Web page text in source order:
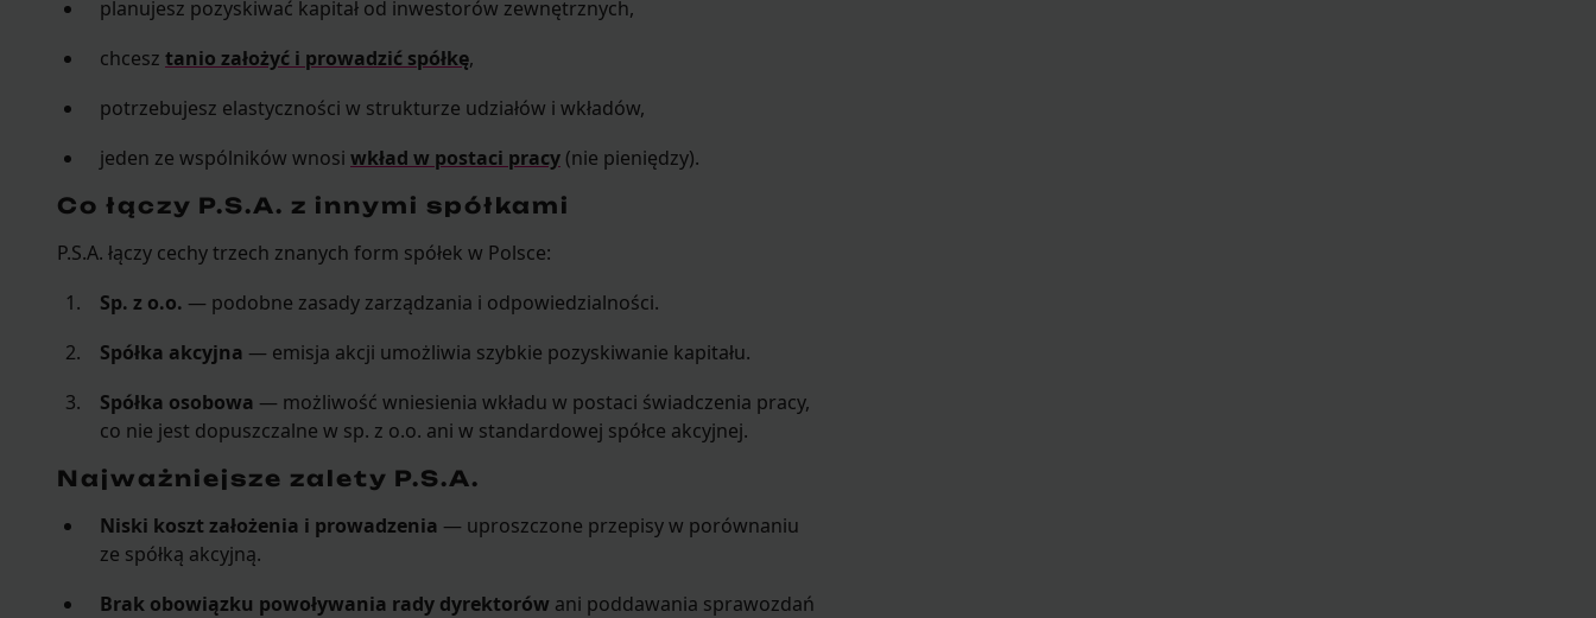
planujesz pozyskiwać kapitał od inwestorów zewnętrznych,
chcesz tanio założyć i prowadzić spółkę,
potrzebujesz elastyczności w strukturze udziałów i wkładów,
jeden ze wspólników wnosi wkład w postaci pracy (nie pieniędzy).
Co łączy P.S.A. z innymi spółkami
P.S.A. łączy cechy trzech znanych form spółek w Polsce:
Sp. z o.o. — podobne zasady zarządzania i odpowiedzialności.
Spółka akcyjna — emisja akcji umożliwia szybkie pozyskiwanie kapitału.
Spółka osobowa — możliwość wniesienia wkładu w postaci świadczenia pracy,
co nie jest dopuszczalne w sp. z o.o. ani w standardowej spółce akcyjnej.
Najważniejsze zalety P.S.A.
Niski koszt założenia i prowadzenia — uproszczone przepisy w porównaniu
ze spółką akcyjną.
Brak obowiązku powoływania rady dyrektorów ani poddawania sprawozdań